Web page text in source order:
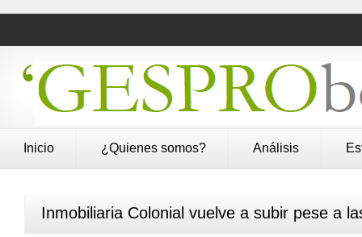
Inicio ¿Quienes somos? Análisis
Inmobiliaria Colonial vuelve a subir pese a